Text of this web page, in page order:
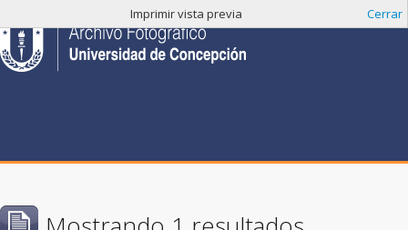
Imprimir vista previa Cerrar